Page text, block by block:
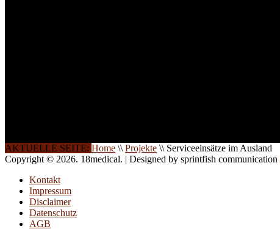
AKTUELLE SEITE: Home \\ Projekte \\ Serviceeinsätze im Ausland
Copyright © 2026. 18medical. | Designed by sprintfish communication
Kontakt
Impressum
Disclaimer
Datenschutz
AGB